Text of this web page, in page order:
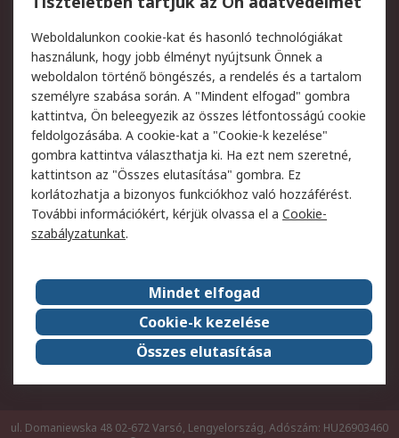
Termékvisszaküldés
Szolgáltatások
Jogi
Adatvédelmi
szabályzat
Az RS értékesítési
feltételei
Cookie szabályzat
Email biztonság
Webhelyre vonatkozó
feltételek
Weboldal felhasználói
szabályzata
Képviseletek
Rólunk
Vállalatcsoport
Karrier
Díjak és elismerések
ESG globális célok
ul. Domaniewska 48 02-672 Varsó, Lengyelország, Adószám: HU26903460
Weboldalunkon cookie-kat és hasonló technológiákat
használunk, hogy jobb élményt nyújtsunk Önnek a
weboldalon történő böngészés, a rendelés és a tartalom
személyre szabása során. A "Mindent elfogad" gombra
kattintva, Ön beleegyezik az összes létfontosságú cookie
feldolgozásába. A cookie-kat a "Cookie-k kezelése"
gombra kattintva választhatja ki. Ha ezt nem szeretné,
kattintson az "Összes elutasítása" gombra. Ez
korlátozhatja a bizonyos funkciókhoz való hozzáférést.
További információkért, kérjük olvassa el a Cookie-
szabályzatunkat.
Mindet elfogad
Cookie-k kezelése
Összes elutasítása